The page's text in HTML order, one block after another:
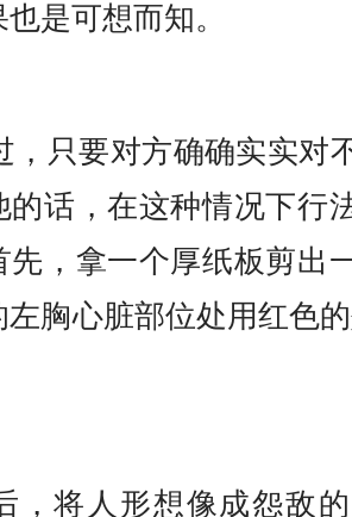
是可想而知。
的话，在这种情况下行
先，拿一个厚纸板剪出
左胸心脏部位处用红色